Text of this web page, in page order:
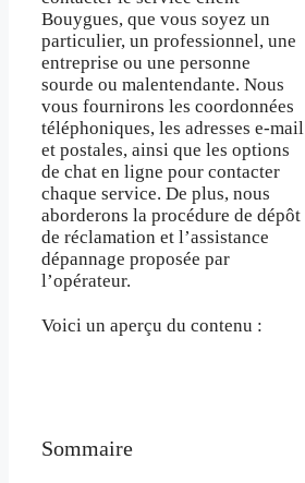
Bouygues, que vous soyez un
particulier, un professionnel, une
entreprise ou une personne
sourde ou malentendante. Nous
vous fournirons les coordonnées
téléphoniques, les adresses e-mail
et postales, ainsi que les options
de chat en ligne pour contacter
chaque service. De plus, nous
aborderons la procédure de dépôt
de réclamation et l’assistance
dépannage proposée par
l’opérateur.
Voici un aperçu du contenu :
Sommaire